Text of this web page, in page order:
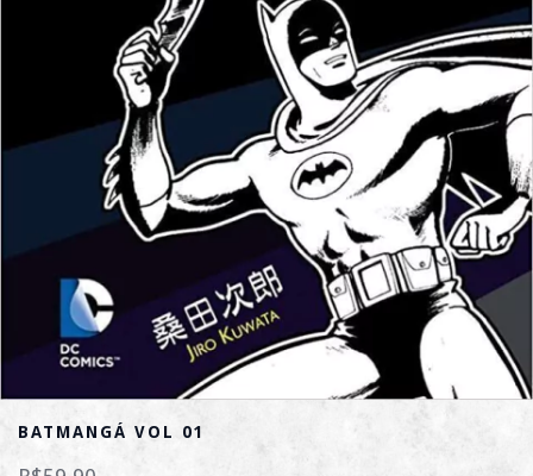
BATMANGÁ VOL 01